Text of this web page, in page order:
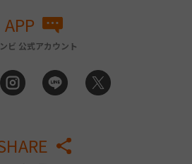
APP
ビ 公式アカウント